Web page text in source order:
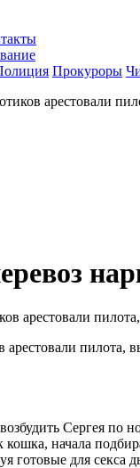
Прокуроры
арестовали
арестовали пилота,
Сергея по
начала
готовые для секса